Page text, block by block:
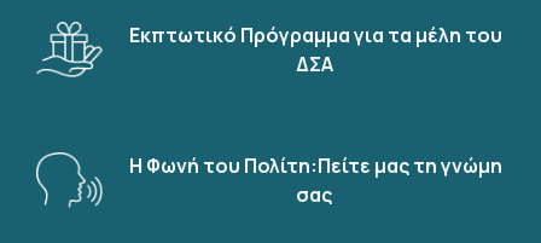
Εκπτωτικό Πρόγραμμα για τα μέλη του
ΔΣΑ
Η Φωνή του Πολίτη:Πείτε μας τη γνώμη
σας